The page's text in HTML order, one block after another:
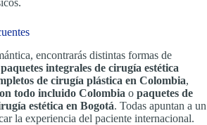
encontrarás distintas formas de
paquetes integrales de cirugía estética
de cirugía plástica en Colombia,
todo incluido Colombia o paquetes de
estética en Bogotá. Todas apuntan a un
la experiencia del paciente internacional.